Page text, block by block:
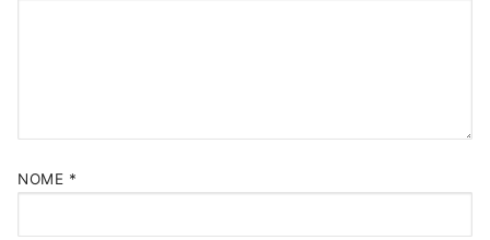
NOME *